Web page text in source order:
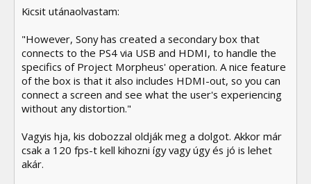
Kicsit utánaolvastam:
"However, Sony has created a secondary box that
connects to the PS4 via USB and HDMI, to handle the
specifics of Project Morpheus' operation. A nice feature
of the box is that it also includes HDMI-out, so you can
connect a screen and see what the user's experiencing
without any distortion."
Vagyis hja, kis dobozzal oldják meg a dolgot. Akkor már
csak a 120 fps-t kell kihozni így vagy úgy és jó is lehet
akár.